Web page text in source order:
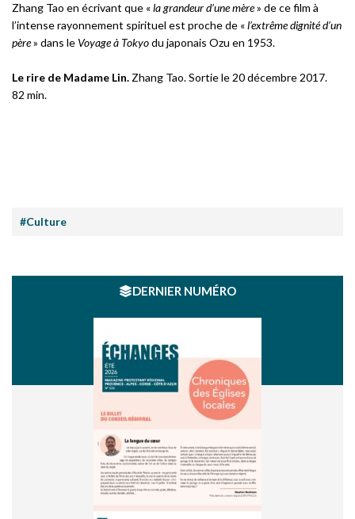
Zhang Tao en écrivant que «la grandeur d’une mère» de ce film à
l’intense rayonnement spirituel est proche de «l’extrême dignité d’un
père» dans le Voyage à Tokyodu japonais Ozu en 1953.
Le rire de Madame Lin. Zhang Tao. Sortie le 20 décembre 2017.
82 min.
#Culture
DERNIER NUMÉRO